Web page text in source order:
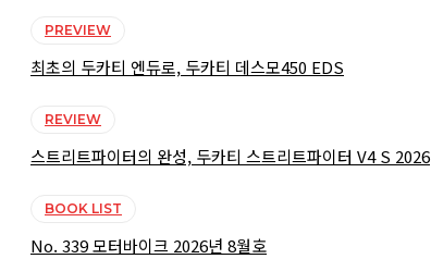
PREVIEW
최초의 두카티 엔듀로, 두카티 데스모450 EDS
REVIEW
스트리트파이터의 완성, 두카티 스트리트파이터 V4 S 2026
BOOK LIST
No. 339 모터바이크 2026년 8월호